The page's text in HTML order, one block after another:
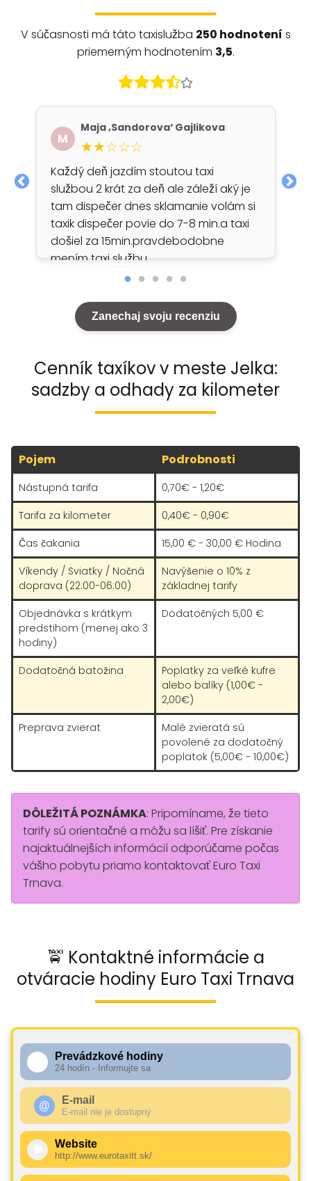
V súčasnosti má táto taxislužba 250 hodnotení s
priemerným hodnotením 3,5.
M
Maja ‚Sandorova‘ Gajlikova
★★☆☆☆
Každý deň jazdím stoutou taxi
službou 2 krát za deň ale záleží aký je
tam dispečer dnes sklamanie volám si
taxik dispečer povie do 7-8 min.a taxi
došiel za 15min.pravdebodobne
mením taxi službu
Zanechaj svoju recenziu
Cenník taxíkov v meste Jelka:
sadzby a odhady za kilometer
Pojem Podrobnosti
Nástupná tarifa
0,70€ - 1,20€
Tarifa za kilometer
0,40€ - 0,90€
Čas čakania
15,00 € - 30,00 € Hodina
Víkendy / Sviatky / Nočná
doprava (22:00-06:00)
Navýšenie o 10% z
základnej tarify
Objednávka s krátkym
predstihom (menej ako 3
hodiny)
Dodatočných 5,00 €
Dodatočná batožina
Poplatky za veľké kufre
alebo balíky (1,00€ -
2,00€)
Preprava zvierat
Malé zvieratá sú
povolené za dodatočný
poplatok (5,00€ - 10,00€)
DÔLEŽITÁ POZNÁMKA: Pripomíname, že tieto
tarify sú orientačné a môžu sa líšiť. Pre získanie
najaktuálnejších informácií odporúčame počas
vášho pobytu priamo kontaktovať Euro Taxi
Trnava.
🚖 Kontaktné informácie a
otváracie hodiny Euro Taxi Trnava
Prevádzkové hodiny
24 hodín - Informujte sa
@ E-mail
E-mail nie je dostupný
Website
http://www.eurotaxitt.sk/